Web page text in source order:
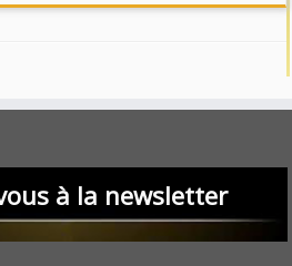
à la newsletter